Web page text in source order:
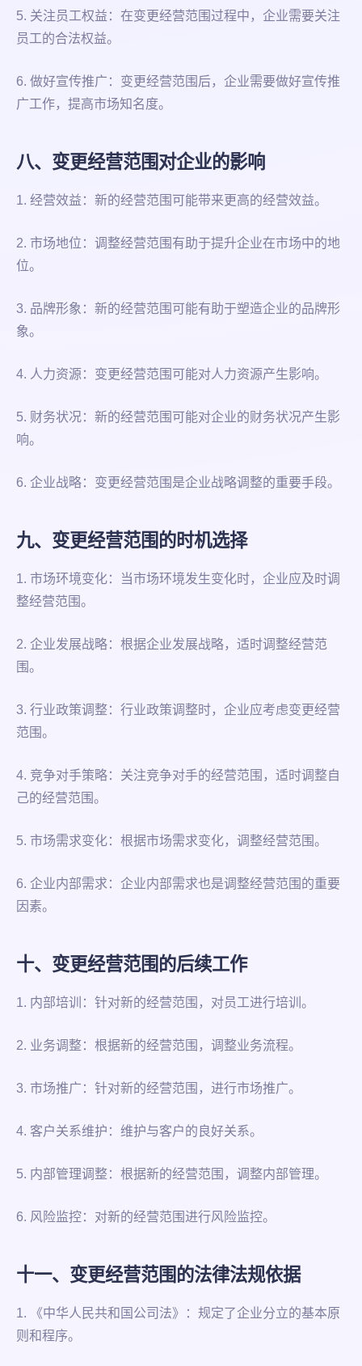
5. 关注员工权益：在变更经营范围过程中，企业需要关注
员工的合法权益。
6. 做好宣传推广：变更经营范围后，企业需要做好宣传推
广工作，提高市场知名度。
八、变更经营范围对企业的影响
1. 经营效益：新的经营范围可能带来更高的经营效益。
2. 市场地位：调整经营范围有助于提升企业在市场中的地
位。
3. 品牌形象：新的经营范围可能有助于塑造企业的品牌形
象。
4. 人力资源：变更经营范围可能对人力资源产生影响。
5. 财务状况：新的经营范围可能对企业的财务状况产生影
响。
6. 企业战略：变更经营范围是企业战略调整的重要手段。
九、变更经营范围的时机选择
1. 市场环境变化：当市场环境发生变化时，企业应及时调
整经营范围。
2. 企业发展战略：根据企业发展战略，适时调整经营范
围。
3. 行业政策调整：行业政策调整时，企业应考虑变更经营
范围。
4. 竞争对手策略：关注竞争对手的经营范围，适时调整自
己的经营范围。
5. 市场需求变化：根据市场需求变化，调整经营范围。
6. 企业内部需求：企业内部需求也是调整经营范围的重要
因素。
十、变更经营范围的后续工作
1. 内部培训：针对新的经营范围，对员工进行培训。
2. 业务调整：根据新的经营范围，调整业务流程。
3. 市场推广：针对新的经营范围，进行市场推广。
4. 客户关系维护：维护与客户的良好关系。
5. 内部管理调整：根据新的经营范围，调整内部管理。
6. 风险监控：对新的经营范围进行风险监控。
十一、变更经营范围的法律法规依据
1. 《中华人民共和国公司法》：规定了企业分立的基本原
则和程序。